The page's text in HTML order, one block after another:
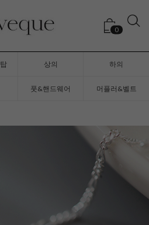
0
상의 하의
풋&핸드웨어 머플러&벨트